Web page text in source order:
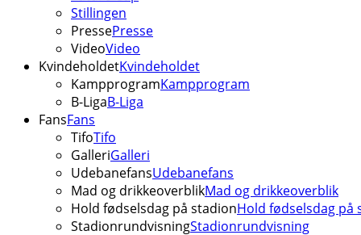
Stillingen
PressePresse
VideoVideo
KvindeholdetKvindeholdet
KampprogramKampprogram
B-LigaB-Liga
FansFans
TifoTifo
GalleriGalleri
UdebanefansUdebanefans
Mad og drikkeoverblikMad og drikkeoverblik
Hold fødselsdag på stadionHold fødselsdag på
StadionrundvisningStadionrundvisning